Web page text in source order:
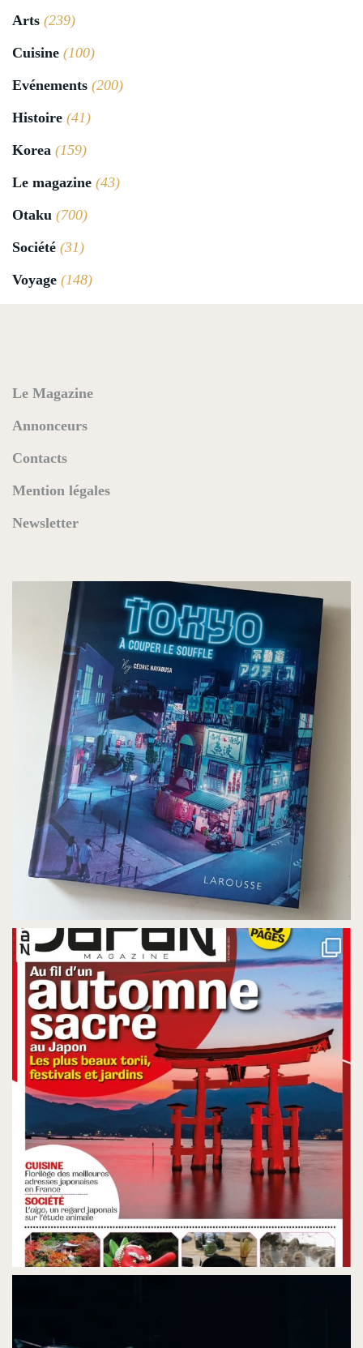
Arts (239)
Cuisine (100)
Evénements (200)
Histoire (41)
Korea (159)
Le magazine (43)
Otaku (700)
Société (31)
Voyage (148)
Le Magazine
Annonceurs
Contacts
Mention légales
Newsletter